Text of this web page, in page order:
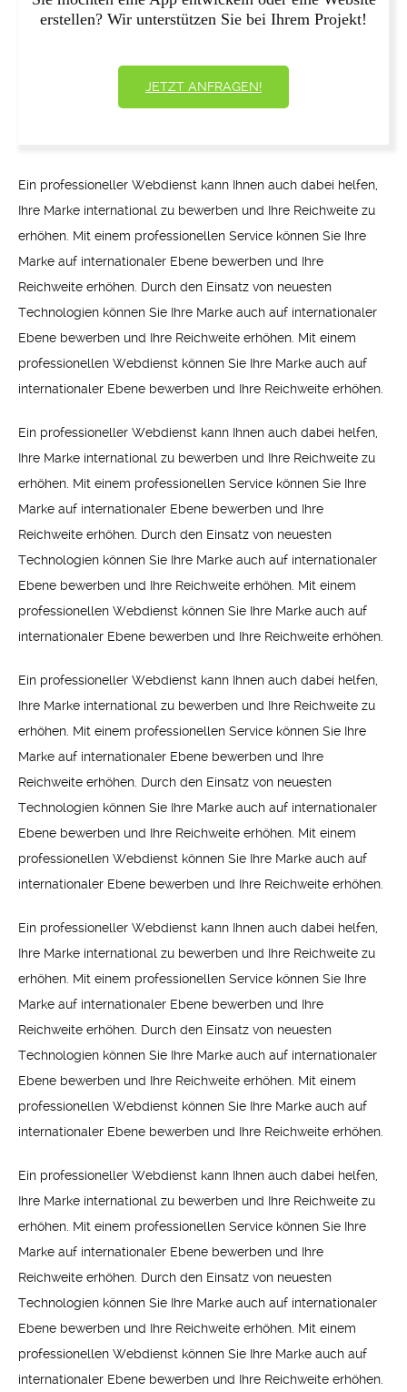
erstellen? Wir unterstützen Sie bei Ihrem Projekt!
JETZT ANFRAGEN!
Ein professioneller Webdienst kann Ihnen auch dabei helfen,
Ihre Marke international zu bewerben und Ihre Reichweite zu
erhöhen. Mit einem professionellen Service können Sie Ihre
Marke auf internationaler Ebene bewerben und Ihre
Reichweite erhöhen. Durch den Einsatz von neuesten
Technologien können Sie Ihre Marke auch auf internationaler
Ebene bewerben und Ihre Reichweite erhöhen. Mit einem
professionellen Webdienst können Sie Ihre Marke auch auf
internationaler Ebene bewerben und Ihre Reichweite erhöhen.
Ein professioneller Webdienst kann Ihnen auch dabei helfen,
Ihre Marke international zu bewerben und Ihre Reichweite zu
erhöhen. Mit einem professionellen Service können Sie Ihre
Marke auf internationaler Ebene bewerben und Ihre
Reichweite erhöhen. Durch den Einsatz von neuesten
Technologien können Sie Ihre Marke auch auf internationaler
Ebene bewerben und Ihre Reichweite erhöhen. Mit einem
professionellen Webdienst können Sie Ihre Marke auch auf
internationaler Ebene bewerben und Ihre Reichweite erhöhen.
Ein professioneller Webdienst kann Ihnen auch dabei helfen,
Ihre Marke international zu bewerben und Ihre Reichweite zu
erhöhen. Mit einem professionellen Service können Sie Ihre
Marke auf internationaler Ebene bewerben und Ihre
Reichweite erhöhen. Durch den Einsatz von neuesten
Technologien können Sie Ihre Marke auch auf internationaler
Ebene bewerben und Ihre Reichweite erhöhen. Mit einem
professionellen Webdienst können Sie Ihre Marke auch auf
internationaler Ebene bewerben und Ihre Reichweite erhöhen.
Ein professioneller Webdienst kann Ihnen auch dabei helfen,
Ihre Marke international zu bewerben und Ihre Reichweite zu
erhöhen. Mit einem professionellen Service können Sie Ihre
Marke auf internationaler Ebene bewerben und Ihre
Reichweite erhöhen. Durch den Einsatz von neuesten
Technologien können Sie Ihre Marke auch auf internationaler
Ebene bewerben und Ihre Reichweite erhöhen. Mit einem
professionellen Webdienst können Sie Ihre Marke auch auf
internationaler Ebene bewerben und Ihre Reichweite erhöhen.
Ein professioneller Webdienst kann Ihnen auch dabei helfen,
Ihre Marke international zu bewerben und Ihre Reichweite zu
erhöhen. Mit einem professionellen Service können Sie Ihre
Marke auf internationaler Ebene bewerben und Ihre
Reichweite erhöhen. Durch den Einsatz von neuesten
Technologien können Sie Ihre Marke auch auf internationaler
Ebene bewerben und Ihre Reichweite erhöhen. Mit einem
professionellen Webdienst können Sie Ihre Marke auch auf
internationaler Ebene bewerben und Ihre Reichweite erhöhen.